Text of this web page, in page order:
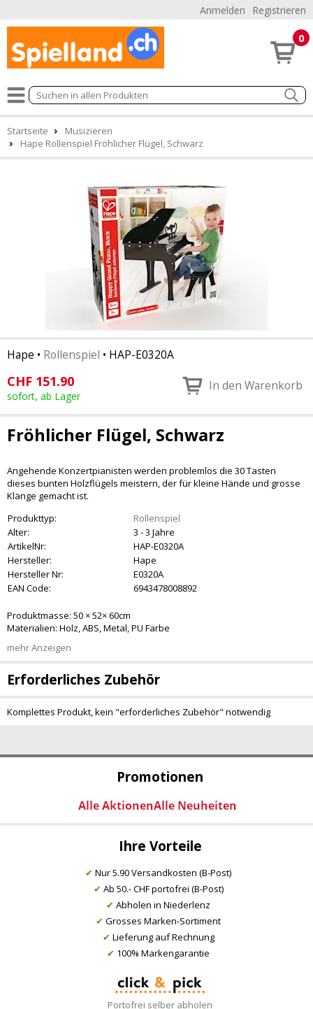
Anmelden Registrieren
0
Promotionen
Ihre Vorteile
✔ Nur 5.90 Versandkosten (B-Post)
✔ Ab 50.- CHF portofrei (B-Post)
✔ Abholen in Niederlenz
✔ Grosses Marken-Sortiment
✔ Lieferung auf Rechnung
✔ 100% Markengarantie
Portofrei selber abholen
Startseite
Musizieren
Hape Rollenspiel Fröhlicher Flügel, Schwarz
Hape • Rollenspiel • HAP-E0320A
CHF 151.90
sofort, ab Lager
In den Warenkorb
Fröhlicher Flügel, Schwarz
Angehende Konzertpianisten werden problemlos die 30 Tasten
dieses bunten Holzflügels meistern, der für kleine Hände und grosse
Klänge gemacht ist.
Produkttyp:
Rollenspiel
Alter:
3 - 3 Jahre
ArtikelNr:
HAP-E0320A
Hersteller:
Hape
Hersteller Nr:
E0320A
EAN Code:
6943478008892
Produktmasse: 50 × 52× 60cm
Materialien: Holz, ABS, Metal, PU Farbe
mehr Anzeigen
Erforderliches Zubehör
Komplettes Produkt, kein "erforderliches Zubehör" notwendig